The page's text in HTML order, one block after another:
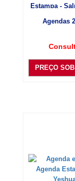
Estampa -
Agendas
PREÇO SOB